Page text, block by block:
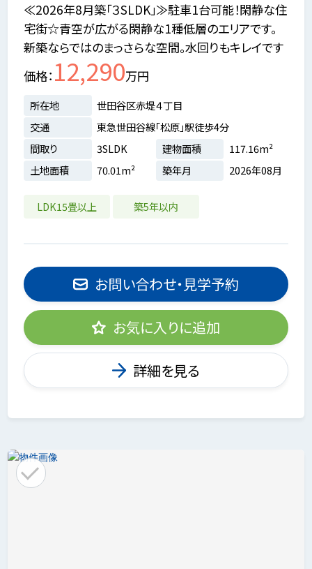
≪2026年8月築「３SLDK」≫駐車1台可能！閑静な住
宅街☆青空が広がる閑静な1種低層のエリアです。
新築ならではのまっさらな空間。水回りもキレイです
価格 12,290万円
所在地
世田谷区赤堤４丁目
交通
東急世田谷線「松原」駅徒歩4分
間取り
3SLDK 建物面積
117.16m²
土地面積
70.01m² 築年月 2026年08月
LDK15畳以上 築5年以内
お問い合わせ・見学予約
お気に入りに追加
詳細を見る